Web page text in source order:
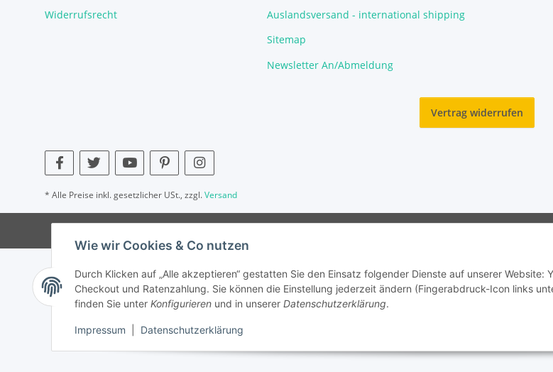
Wie wir Cookies & Co nutzen
Durch Klicken auf „Alle akzeptieren“ gestatten Sie den Einsatz folgender Dienste auf unserer Website:
Checkout und Ratenzahlung. Sie können die Einstellung jederzeit ändern (Fingerabdruck-Icon links
finden Sie unter Konfigurieren und in unserer Datenschutzerklärung.
Impressum Datenschutzerklärung
Widerrufsrecht
Auslandsversand - international shipping
Sitemap
Newsletter An/Abmeldung
Vertrag widerrufen
* Alle Preise inkl. gesetzlicher USt., zzgl.Versand